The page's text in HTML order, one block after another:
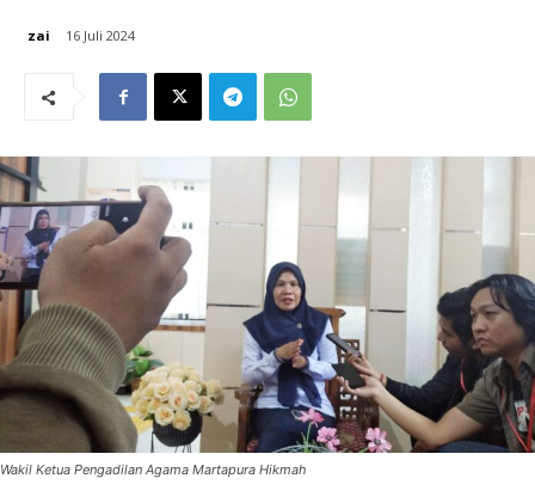
zai 16 Juli 2024
Wakil Ketua Pengadilan Agama Martapura Hikmah